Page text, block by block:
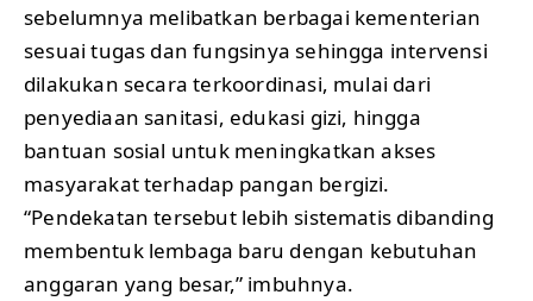
sebelumnya melibatkan berbagai kementerian
sesuai tugas dan fungsinya sehingga intervensi
dilakukan secara terkoordinasi, mulai dari
penyediaan sanitasi, edukasi gizi, hingga
bantuan sosial untuk meningkatkan akses
masyarakat terhadap pangan bergizi.
“Pendekatan tersebut lebih sistematis dibanding
membentuk lembaga baru dengan kebutuhan
anggaran yang besar,” imbuhnya.